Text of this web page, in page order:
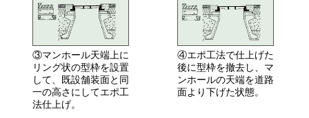
③マンホール天端上に
リング状の型枠を設置
して、既設舗装面と同
一の高さにしてエポ工
法仕上げ。
④エポ工法で仕上げた
後に型枠を撤去し、マ
ンホールの天端を道路
面より下げた状態。